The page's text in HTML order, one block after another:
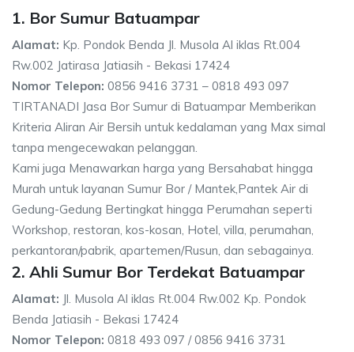
1. Bor Sumur Batuampar
Alamat: Kp. Pondok Benda Jl. Musola Al iklas Rt.004
Rw.002 Jatirasa Jatiasih - Bekasi 17424
Nomor Telepon: 0856 9416 3731 – 0818 493 097
TIRTANADI Jasa Bor Sumur di Batuampar Memberikan
Kriteria Aliran Air Bersih untuk kedalaman yang Max simal
tanpa mengecewakan pelanggan.
Kami juga Menawarkan harga yang Bersahabat hingga
Murah untuk layanan Sumur Bor / Mantek,Pantek Air di
Gedung-Gedung Bertingkat hingga Perumahan seperti
Workshop, restoran, kos-kosan, Hotel, villa, perumahan,
perkantoran/pabrik, apartemen/Rusun, dan sebagainya.
2. Ahli Sumur Bor Terdekat Batuampar
Alamat: Jl. Musola Al iklas Rt.004 Rw.002 Kp. Pondok
Benda Jatiasih - Bekasi 17424
Nomor Telepon: 0818 493 097 / 0856 9416 3731